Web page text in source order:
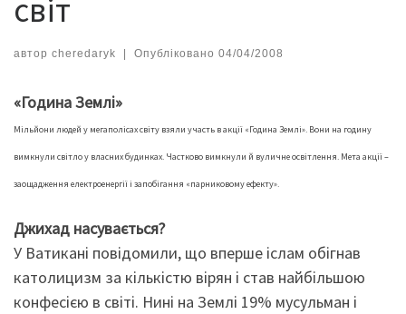
світ
автор cheredaryk | Опубліковано 04/04/2008
«Година Землі»
Мільйони людей у мегаполісах світу взяли участь в акції «Година Землі». Вони на годину
вимкнули світло у власних будинках. Частково вимкнули й вуличне освітлення. Мета акції –
заощадження електроенергії і запобігання «парниковому ефекту».
Джихад насувається?
У Ватикані повідомили, що вперше іслам обігнав
католицизм за кількістю вірян і став найбільшою
конфесією в світі. Нині на Землі 19% мусульман і